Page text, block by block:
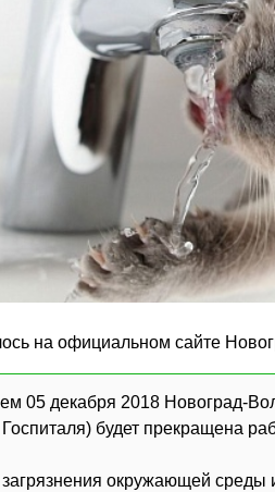
на официальном сайте
05 декабря 2018 Новоград-
будет прекращена
окружающей среды